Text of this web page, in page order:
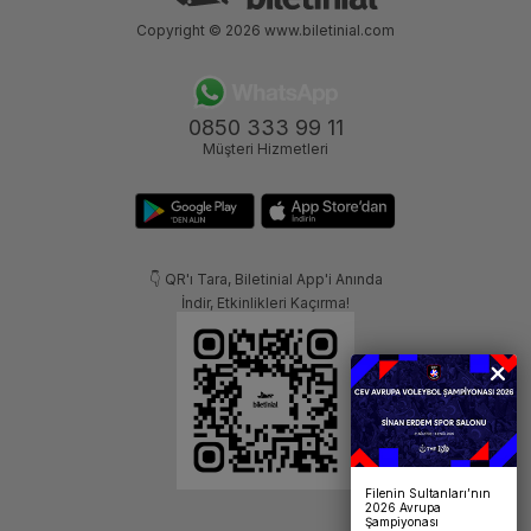
0850 333 99 11
Müşteri Hizmetleri
👇 QR'ı Tara, Biletinial App'i Anında
İndir, Etkinlikleri Kaçırma!
Copyright © 2026 www.biletinial.com
Filenin Sultanları’nın
2026 Avrupa
Şampiyonası